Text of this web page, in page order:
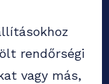
rendőrségi
vagy más,